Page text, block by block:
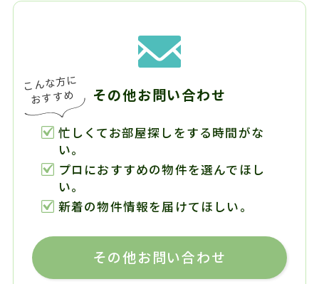
その他お問い合わせ
忙しくてお部屋探しをする時間がな
い。
プロにおすすめの物件を選んでほし
い。
新着の物件情報を届けてほしい。
その他お問い合わせ